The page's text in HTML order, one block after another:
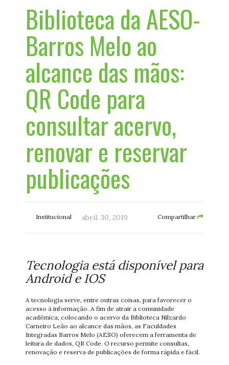
Biblioteca da AESO-
Barros Melo ao
alcance das mãos:
QR Code para
consultar acervo,
renovar e reservar
publicações
Institucional abril. 30, 2019 Compartilhar
Tecnologia está disponível para
Android e IOS
A tecnologia serve, entre outras coisas, para favorecer o
acesso à informação. A fim de atrair a comunidade
acadêmica, colocando o acervo da Biblioteca Nilzardo
Carneiro Leão ao alcance das mãos, as Faculdades
Integradas Barros Melo (AESO) oferecem a ferramenta de
leitura de dados, QR Code. O recurso permite consultas,
renovação e reserva de publicações de forma rápida e fácil.